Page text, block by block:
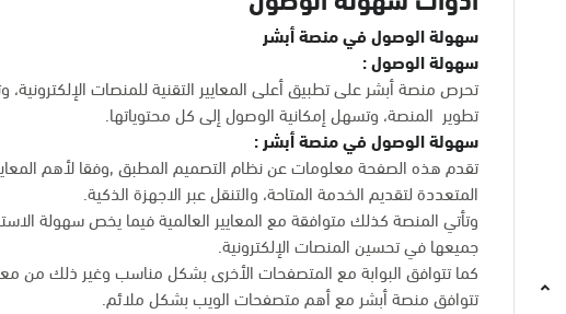
سهولة الوصول في منصة أبشر
سهولة الوصول :
تحرص منصة أبشر على تطبيق أعلى المعايير التقنية للمنصات
تطوير المنصة، وتسهل إمكانية الوصول إلى كل محتوياتها.
سهولة الوصول في منصة أبشر :
تقدم هذه الصفحة معلومات عن نظام التصميم المطبق ,وفقا لأهم
المتعددة لتقديم الخدمة المتاحة، والتنقل عبر الاجهزة الذكية.
وتأتي المنصة كذلك متوافقة مع المعايير العالمية فيما يخص سهولة
جميعها في تحسين المنصات الإلكترونية.
كما تتوافق البوابة مع المتصفحات الأخرى بشكل مناسب وغير ذلك من
تتوافق منصة أبشر مع أهم متصفحات الويب بشكل ملائم.